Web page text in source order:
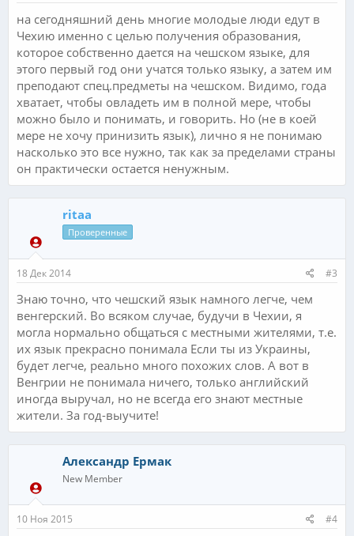
на сегодняшний день многие молодые люди едут в
Чехию именно с целью получения образования,
которое собственно дается на чешском языке, для
этого первый год они учатся только языку, а затем им
преподают спец.предметы на чешском. Видимо, года
хватает, чтобы овладеть им в полной мере, чтобы
можно было и понимать, и говорить. Но (не в коей
мере не хочу принизить язык), лично я не понимаю
насколько это все нужно, так как за пределами страны
он практически остается ненужным.
ritaa
Проверенные
18 Дек 2014 #3
Знаю точно, что чешский язык намного легче, чем
венгерский. Во всяком случае, будучи в Чехии, я
могла нормально общаться с местными жителями, т.е.
их язык прекрасно понимала Если ты из Украины,
будет легче, реально много похожих слов. А вот в
Венгрии не понимала ничего, только английский
иногда выручал, но не всегда его знают местные
жители. За год-выучите!
Александр Ермак
New Member
10 Ноя 2015 #4